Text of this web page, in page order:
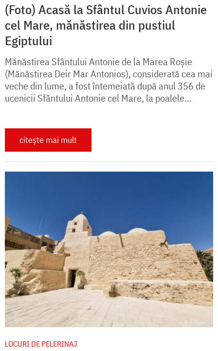
(Foto) Acasă la Sfântul Cuvios Antonie
cel Mare, mănăstirea din pustiul
Egiptului
Mănăstirea Sfântului Antonie de la Marea Roșie
(Mănăstirea Deir Mar Antonios), considerată cea mai
veche din lume, a fost întemeiată după anul 356 de
ucenicii Sfântului Antonie cel Mare, la poalele...
citește mai mult
LOCURI DE PELERINAJ